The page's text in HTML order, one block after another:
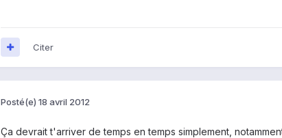
Citer
Posté(e) 18 avril 2012
Ça devrait t'arriver de temps en temps simplement,